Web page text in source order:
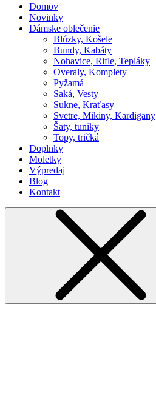
Domov
Novinky
Dámske oblečenie
Blúzky, Košele
Bundy, Kabáty
Nohavice, Rifle, Tepláky
Overaly, Komplety
Pyžamá
Saká, Vesty
Sukne, Kraťasy
Svetre, Mikiny, Kardigany
Šaty, tuniky
Topy, tričká
Doplnky
Moletky
Výpredaj
Blog
Kontakt